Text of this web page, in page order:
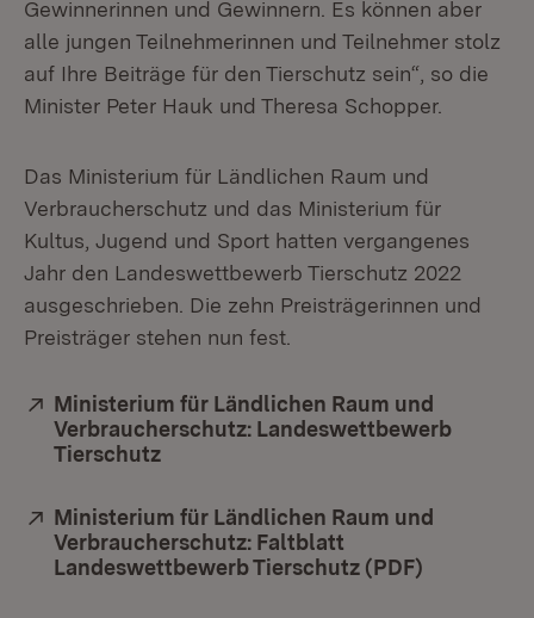
Gewinnerinnen und Gewinnern. Es können aber
alle jungen Teilnehmerinnen und Teilnehmer stolz
auf Ihre Beiträge für den Tierschutz sein“, so die
Minister Peter Hauk und Theresa Schopper.
Das Ministerium für Ländlichen Raum und
Verbraucherschutz und das Ministerium für
Kultus, Jugend und Sport hatten vergangenes
Jahr den Landeswettbewerb Tierschutz 2022
ausgeschrieben. Die zehn Preisträgerinnen und
Preisträger stehen nun fest.
Extern:
Ministerium für Ländlichen Raum und
Verbraucherschutz: Landeswettbewerb
Tierschutz
Extern:
Ministerium für Ländlichen Raum und
Verbraucherschutz: Faltblatt
Landeswettbewerb Tierschutz (PDF)